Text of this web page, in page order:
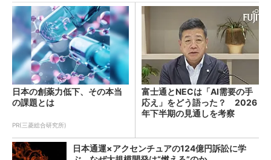
日本の創薬力低下、その本当
の課題とは
PR(三菱総合研究所)
富士通とNECは「AI需要の手
応え」をどう語った？ 2026
年下半期の見通しを考察
日本通運×アクセンチュアの124億円訴訟に学